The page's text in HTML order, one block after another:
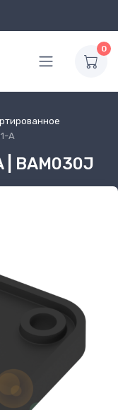
0
A
| BAM030J